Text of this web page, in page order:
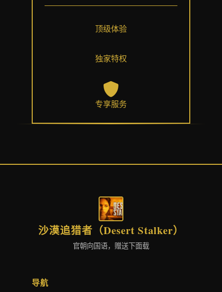
顶级体验
独家特权
专享服务
沙漠追猎者（Desert Stalker）
官朝向国语，赠送下面载
导航